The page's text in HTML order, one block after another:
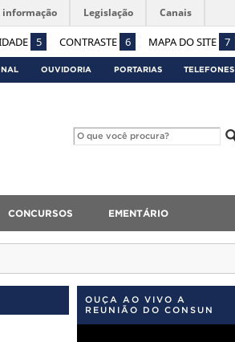
5 CONTRASTE 6 MAPA DO SITE 7
informação Legislação Canais
OUVIDORIA PORTARIAS TELEFONES
CONCURSOS EMENTÁRIO
OUÇA AO VIVO A
REUNIÃO DO CONSUN